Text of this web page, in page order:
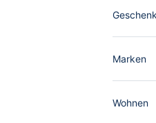
Marken
Wohnen